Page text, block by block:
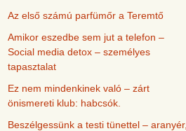
Az első számú parfümőr a Teremtő
Amikor eszedbe sem jut a telefon –
Social media detox – személyes
tapasztalat
Ez nem mindenkinek való – zárt
önismereti klub: habcsók.
Beszélgessünk a testi tünettel – aranyér,